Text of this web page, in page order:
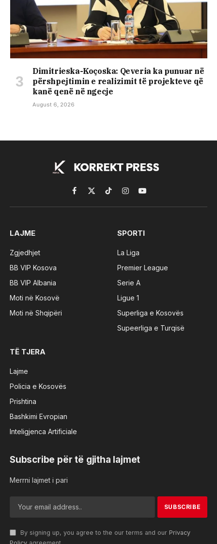
Dimitrieska-Koçoska: Qeveria ka punuar në
përshpejtimin e realizimit të projekteve që
kanë qenë në ngecje
August 6, 2026
Facebook
X
(Twitter)
TikTokInstagramYouTube
LAJME
Zgjedhjet
BB VIP Kosova
BB VIP Albania
Moti në Kosovë
Moti në Shqipëri
SPORTI
La Liga
Premier League
Serie A
Ligue 1
Superliga e Kosovës
Supeerliga e Turqisë
TË TJERA
Lajme
Policia e Kosovës
Prishtina
Bashkimi Evropian
Inteligjenca Artificiale
Subscribe për të gjitha lajmet
Merrni lajmet i pari
By signing up, you agree to the our terms and our Privacy